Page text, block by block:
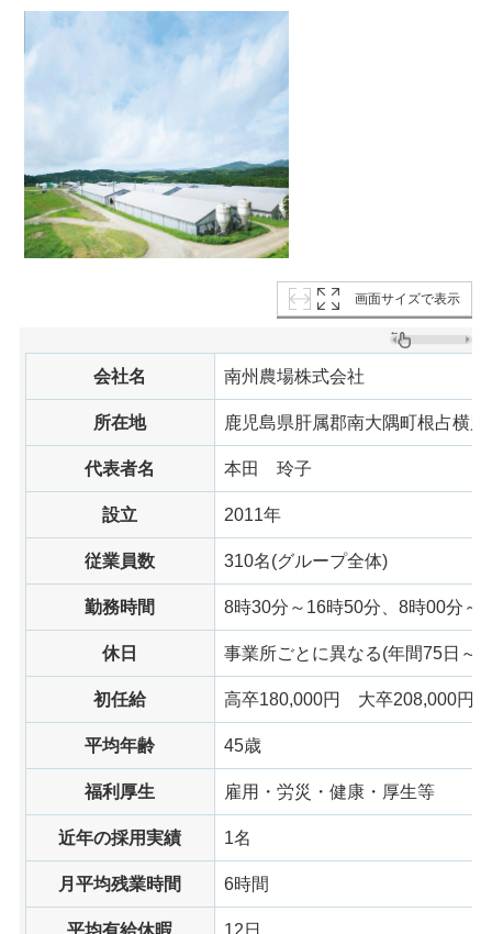
画面サイズで表示
会社名 南州農場株式会社
所在地 鹿児島県肝属郡南大隅町根占横
代表者名 本田 玲子
設立 2011年
従業員数 310名(グループ全体)
勤務時間 8時30分～16時50分、8時00分～
休日 事業所ごとに異なる(年間75日～
初任給 高卒180,000円 大卒208,000円
平均年齢 45歳
福利厚生 雇用・労災・健康・厚生等
近年の採用実績 1名
月平均残業時間 6時間
平均有給休暇 12日